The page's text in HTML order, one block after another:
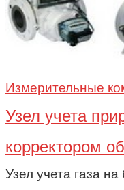
Измерительные
Узел учета
корректором
Узел учета газа